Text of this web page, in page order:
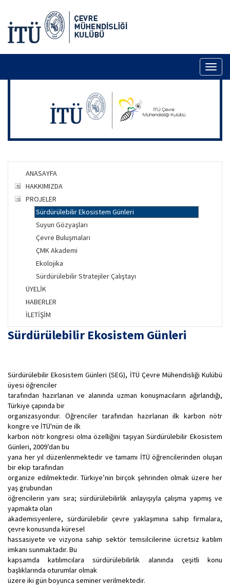
ANASAYFA
HAKKIMIZDA
PROJELER
Sürdürülebilir Ekosistem Günleri
Suyun Gözyaşları
Çevre Buluşmaları
ÇMK Akademi
Ekolojika
Sürdürülebilir Stratejiler Çalıştayı
ÜYELİK
HABERLER
İLETİŞİM
Sürdürülebilir Ekosistem Günleri
Sürdürülebilir Ekosistem Günleri (SEG), İTÜ Çevre Mühendisliği Kulübü
üyesi öğrenciler
tarafından hazırlanan ve alanında uzman konuşmacıların ağırlandığı,
Türkiye çapında bir
organizasyondur. Öğrenciler tarafından hazırlanan ilk karbon nötr
kongre ve İTÜ'nün de ilk
karbon nötr kongresi olma özelliğini taşıyan Sürdürülebilir Ekosistem
Günleri, 2009’dan bu
yana her yıl düzenlenmektedir ve tamamı İTÜ öğrencilerinden oluşan
bir ekip tarafından
organize edilmektedir. Türkiye’nin birçok şehrinden olmak üzere her
yaş grubundan
öğrencilerin yanı sıra; sürdürülebilirlik anlayışıyla çalışma yapmış ve
yapmakta olan
akademisyenlere, sürdürülebilir çevre yaklaşımına sahip firmalara,
çevre konusunda küresel
hassasiyete ve vizyona sahip sektör temsilcilerine ücretsiz katılım
imkanı sunmaktadır. Bu
kapsamda katılımcılara sürdürülebilirlik alanında çeşitli konu
başlıklarında oturumlar olmak
üzere iki gün boyunca seminer verilmektedir.